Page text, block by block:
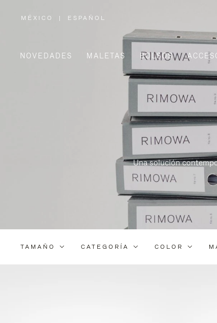
MÉXICO
,
| ESPAÑOL
NOVEDADES MALETAS BOLSOS
Una solución
TAMAÑO CATEGORÍA COLOR